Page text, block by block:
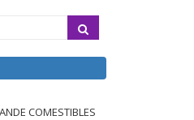
COMESTIBLES